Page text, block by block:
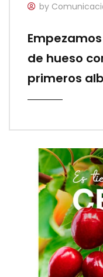
by
de hueso
primeros